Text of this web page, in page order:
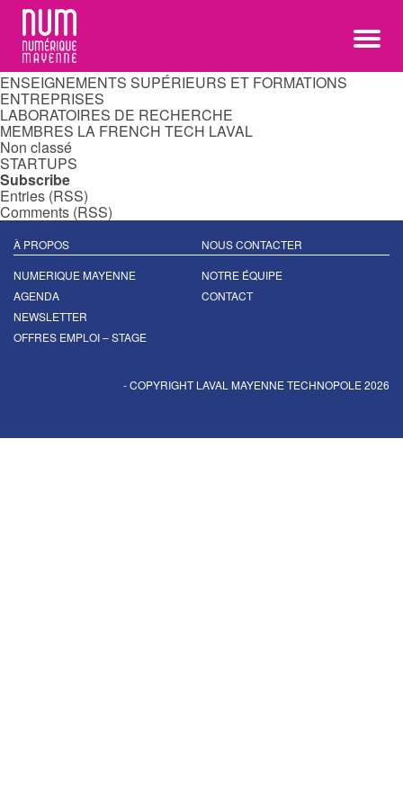
Rechercher :
Categories
ASSOCIATIONS
ÉDITEURS DE LOGICIELS OU SOLUTIONS
ENSEIGNEMENTS SUPÉRIEURS ET FORMATIONS
ENTREPRISES
LABORATOIRES DE RECHERCHE
MEMBRES LA FRENCH TECH LAVAL
Non classé
STARTUPS
Subscribe
Entries (RSS)
Comments (RSS)
À PROPOS
NUMERIQUE MAYENNE
AGENDA
NEWSLETTER
OFFRES EMPLOI – STAGE
NOUS CONTACTER
NOTRE ÉQUIPE
CONTACT
- COPYRIGHT LAVAL MAYENNE TECHNOPOLE 2026